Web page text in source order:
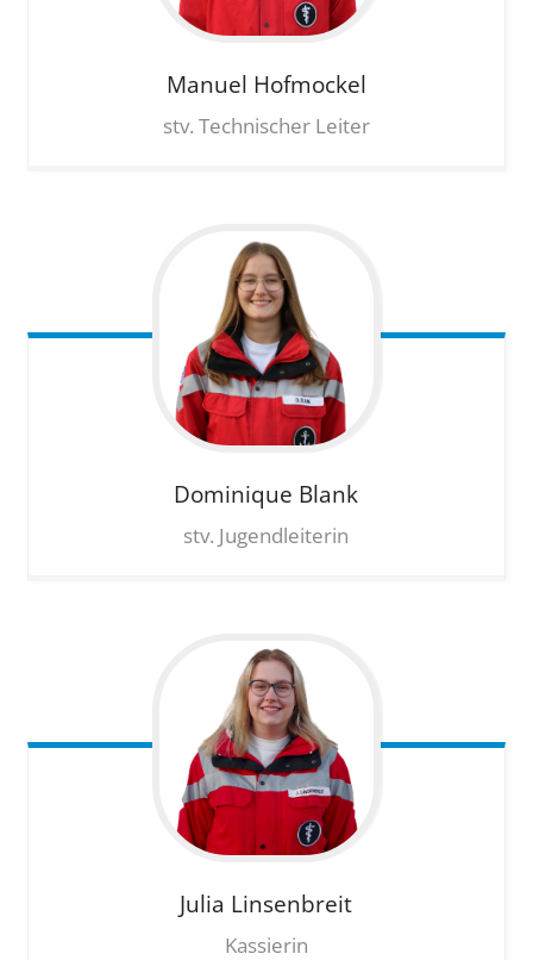
Manuel Hofmockel
stv. Technischer Leiter
Dominique Blank
stv. Jugendleiterin
Julia Linsenbreit
Kassierin